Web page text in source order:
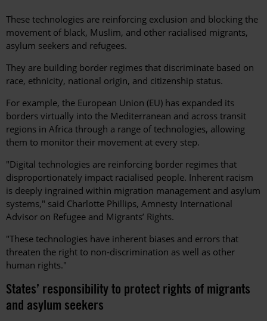
These technologies are reinforcing exclusion and blocking the
movement of black, Muslim, and other racialised migrants,
asylum seekers and refugees.
They are building border regimes that discriminate based on
race, ethnicity, national origin, and citizenship status.
For example, the European Union (EU) has expanded its
borders virtually into the Mediterranean and across transit
regions in Africa through a range of technologies, allowing
them to monitor their movement at every step.
"Digital technologies are reinforcing border regimes that
disproportionately impact racialised people. Inherent racism
is deeply ingrained within migration management and asylum
systems," said Charlotte Phillips, Amnesty International
Advisor on Refugee and Migrants’ Rights.
"These technologies have inherent biases and errors that
threaten the right to non-discrimination as well as other
human rights."
States’ responsibility to protect rights of migrants
and asylum seekers